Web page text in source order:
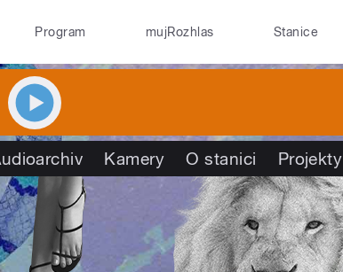
Program mujRozhlas Stanice
Kamery O stanici Projekty